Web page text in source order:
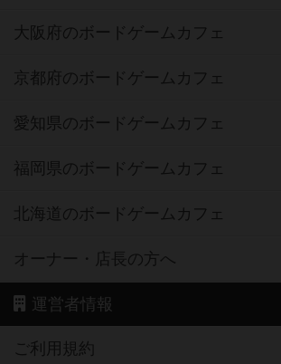
大阪府のボードゲームカフェ
京都府のボードゲームカフェ
愛知県のボードゲームカフェ
福岡県のボードゲームカフェ
北海道のボードゲームカフェ
オーナー・店長の方へ
運営者情報
ご利用規約